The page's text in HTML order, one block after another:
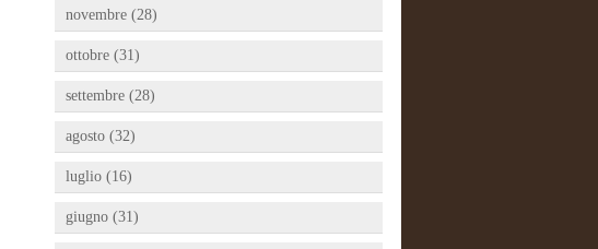
novembre (28)
ottobre (31)
settembre (28)
agosto (32)
luglio (16)
giugno (31)